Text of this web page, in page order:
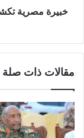
الحدودي
خبيرة مصرية
مقالات ذات صلة